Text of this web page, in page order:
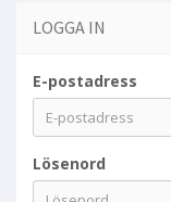
LOGGA IN
E-postadress
Lösenord